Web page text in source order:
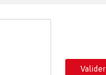
Valider